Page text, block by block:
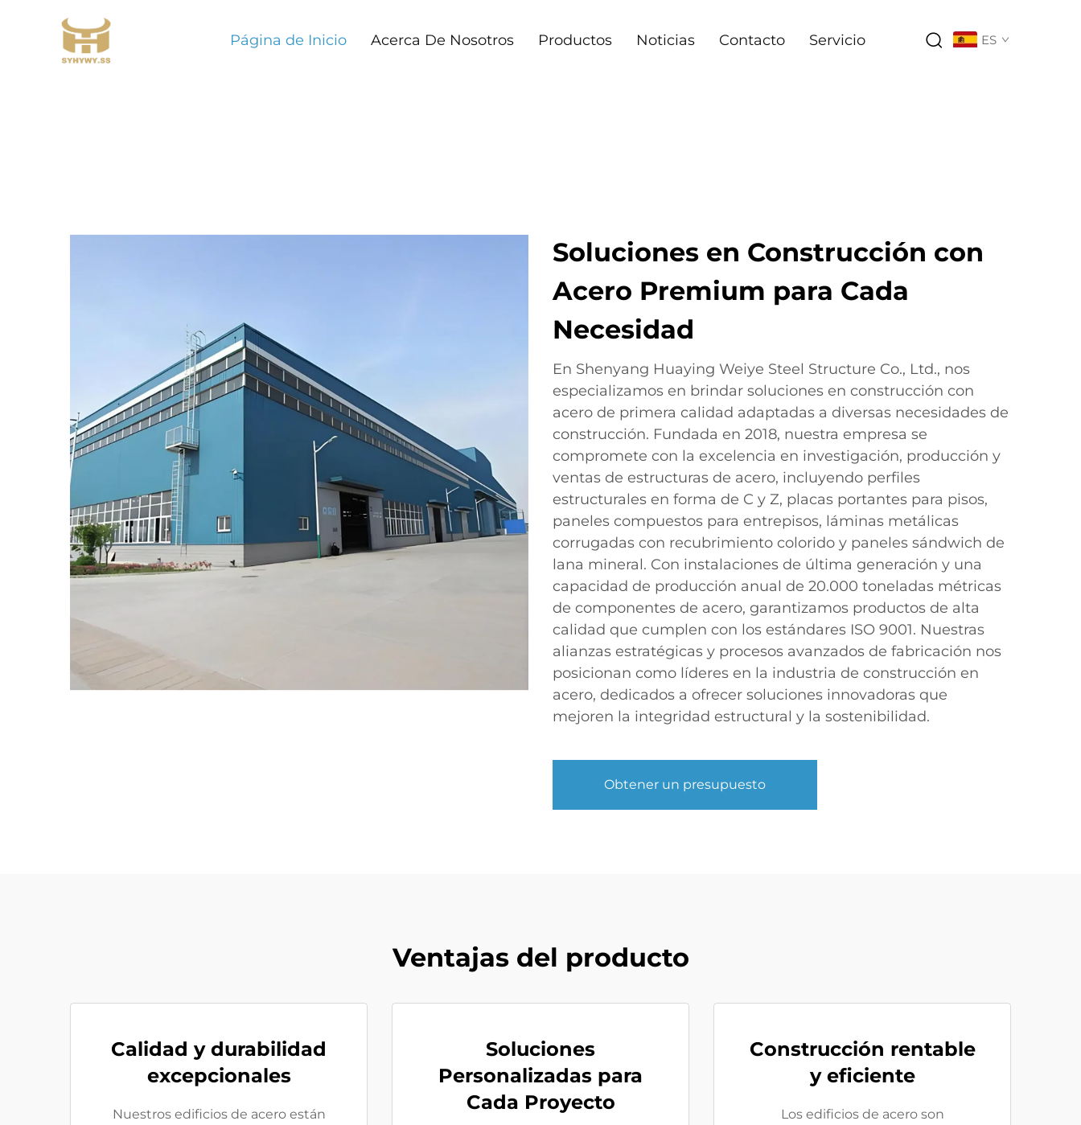
Página de Inicio Acerca De Nosotros Productos Noticias Contacto Servicio ES
Soluciones en Construcción con
Acero Premium para Cada
Necesidad
En Shenyang Huaying Weiye Steel Structure Co., Ltd., nos
especializamos en brindar soluciones en construcción con
acero de primera calidad adaptadas a diversas necesidades de
construcción. Fundada en 2018, nuestra empresa se
compromete con la excelencia en investigación, producción y
ventas de estructuras de acero, incluyendo perfiles
estructurales en forma de C y Z, placas portantes para pisos,
paneles compuestos para entrepisos, láminas metálicas
corrugadas con recubrimiento colorido y paneles sándwich de
lana mineral. Con instalaciones de última generación y una
capacidad de producción anual de 20.000 toneladas métricas
de componentes de acero, garantizamos productos de alta
calidad que cumplen con los estándares ISO 9001. Nuestras
alianzas estratégicas y procesos avanzados de fabricación nos
posicionan como líderes en la industria de construcción en
acero, dedicados a ofrecer soluciones innovadoras que
mejoren la integridad estructural y la sostenibilidad.
Obtener un presupuesto
Ventajas del producto
Calidad y durabilidad
excepcionales
Nuestros edificios de acero están
Soluciones
Personalizadas para
Cada Proyecto
Construcción rentable
y eficiente
Los edificios de acero son